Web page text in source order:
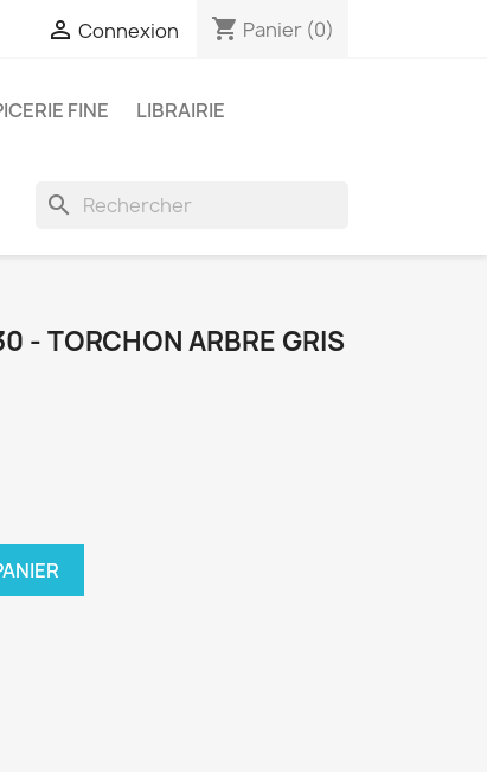
 Connexion shopping_cart Panier (0)
FINE
LIBRAIRIE
search
- TORCHON ARBRE GRIS